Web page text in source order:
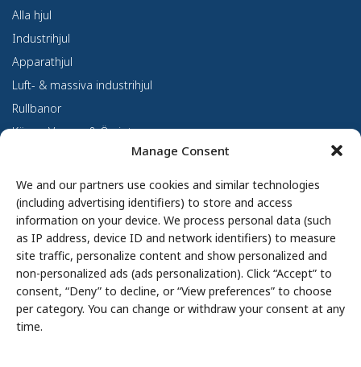
Manage Consent
We and our partners use cookies and similar technologies
(including advertising identifiers) to store and access
information on your device. We process personal data (such
as IP address, device ID and network identifiers) to measure
site traffic, personalize content and show personalized and
non-personalized ads (ads personalization). Click “Accept” to
consent, “Deny” to decline, or “View preferences” to choose
per category. You can change or withdraw your consent at any
time.
Alla hjul
Industrihjul
Apparathjul
Luft- & massiva industrihjul
Rullbanor
Kärror, Vagnar & Övrigt
Om oss
Om Haco Tellus
Vår verksamhet
Vår historia
Branscher
Hållbarhet
Integritetspolicy